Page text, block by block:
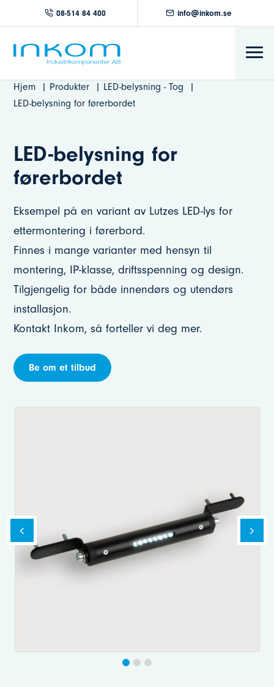
08-514 84 400 info@inkom.se
Hjem Produkter
LED-belysning - Tog
LED-belysning for førerbordet
LED-belysning for
førerbordet
Eksempel på en variant av Lutzes LED-lys for
ettermontering i førerbord.
Finnes i mange varianter med hensyn til
montering, IP-klasse, driftsspenning og design.
Tilgjengelig for både innendørs og utendørs
installasjon.
Kontakt Inkom, så forteller vi deg mer.
Be om et tilbud